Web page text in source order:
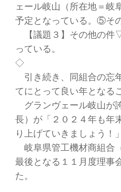
ェール岐山（所在地＝
予定となっている。⑤そ
【議題３】その他の件
っている。
◇
引き続き、同組合の忘
てにとって良い年となる
グランヴェール岐山が
長）が「２０２４年も年
り上げていきましょう！
岐阜県管工機材商組合
最後となる１１月度理事
た。